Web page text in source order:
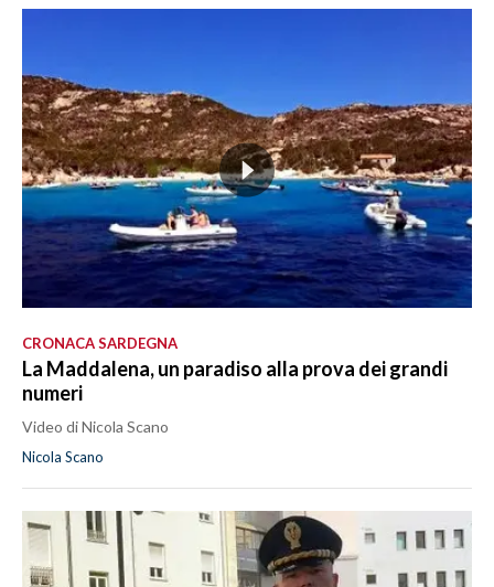
CRONACA SARDEGNA
La Maddalena, un paradiso alla prova dei grandi
numeri
Video di Nicola Scano
Nicola Scano